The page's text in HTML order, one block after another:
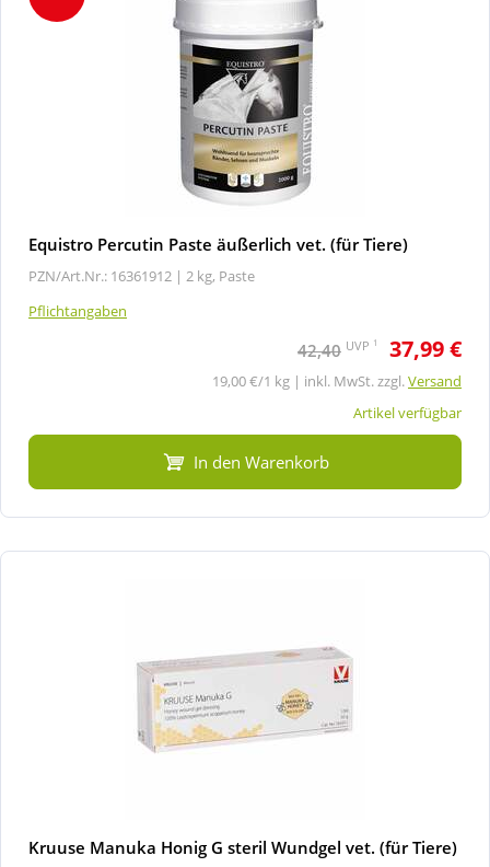
Equistro Percutin Paste äußerlich vet. (für Tiere)
PZN/Art.Nr.: 16361912 | 2 kg, Paste
Pflichtangaben
42,40 UVP 1 37,99 €
19,00 €/1 kg | inkl. MwSt. zzgl.Versand
Artikel verfügbar
In den Warenkorb
Kruuse Manuka Honig G steril Wundgel vet. (für Tiere)